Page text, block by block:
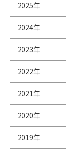
2025年
2024年
2023年
2022年
2021年
2020年
2019年